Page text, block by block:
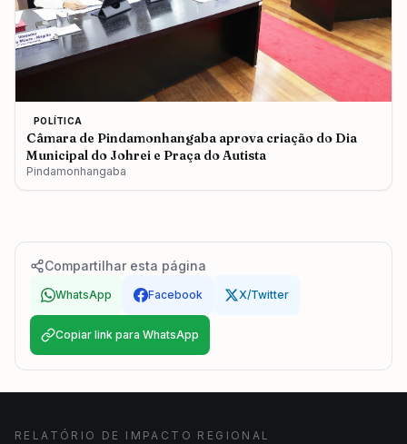
POLÍTICA
Câmara de Pindamonhangaba aprova criação do Dia
Municipal do Johrei e Praça do Autista
Pindamonhangaba
Compartilhar esta página
WhatsApp Facebook X/Twitter
Copiar link para WhatsApp
RELATÓRIO DE IMPACTO REGIONAL